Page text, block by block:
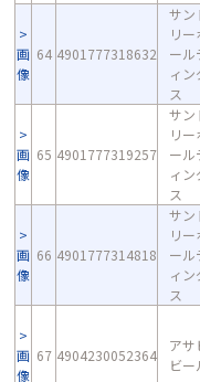
画
像
64 4901777318632
サン
リー
ール
ィン
ス
画
像
65 4901777319257
サン
リー
ール
ィン
ス
画
像
66 4901777314818
サン
リー
ール
ィン
ス
画
像
67 4904230052364
アサ
ビー